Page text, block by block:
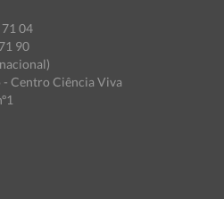
04
90
Centro Ciência Viva